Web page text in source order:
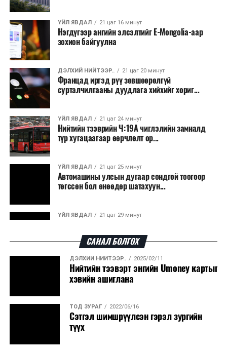
ҮЙЛ ЯВДАЛ 21 цаг 16 минут
Нэгдүгээр ангийн элсэлтийг E-Mongolia-аар
зохион байгуулна
ДЭЛХИЙ НИЙТЭЭР.. 21 цаг 20 минут
Францад иргэд рүү зөвшөөрөлгүй
сурталчилгааны дуудлага хийхийг хориг...
ҮЙЛ ЯВДАЛ 21 цаг 24 минут
Нийтийн тээврийн Ч:19А чиглэлийн замналд
түр хугацаагаар өөрчлөлт ор...
ҮЙЛ ЯВДАЛ 21 цаг 25 минут
Автомашины улсын дугаар сондгой тоогоор
төгссөн бол өнөөдөр шатахуун...
ҮЙЛ ЯВДАЛ 21 цаг 29 минут
ДЭЛХИЙ НИЙТЭЭР..
“Уралдронзавод” компанийн ерөнхий
захирлын автомашиныг дэлбэлжээ...
ҮЙЛ ЯВДАЛ
Сүхбаатар боомтоор тав хоногт 10 мянга гаруй
тонн АИ-92 автобензин и...
САНАЛ БОЛГОХ
ДЭЛХИЙ НИЙТЭЭР.. 2025/02/11
Нийтийн тээвэрт энгийн Umoney картыг
хэвийн ашиглана
ТОД ЗУРАГ 2022/06/16
Сэтгэл шимшрүүлсэн гэрэл зургийн
түүх